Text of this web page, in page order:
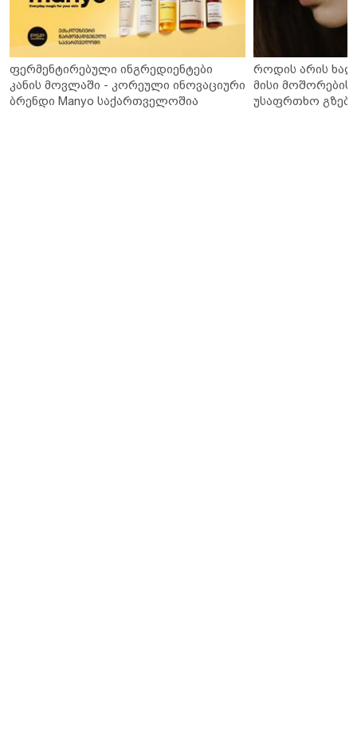
ფერმენტირებული ინგრედიენტები
კანის მოვლაში - კორეული ინოვაციური
ბრენდი Manyo საქართველოშია
როდის არის
მისი მოშორების
უსაფრთხო გზები